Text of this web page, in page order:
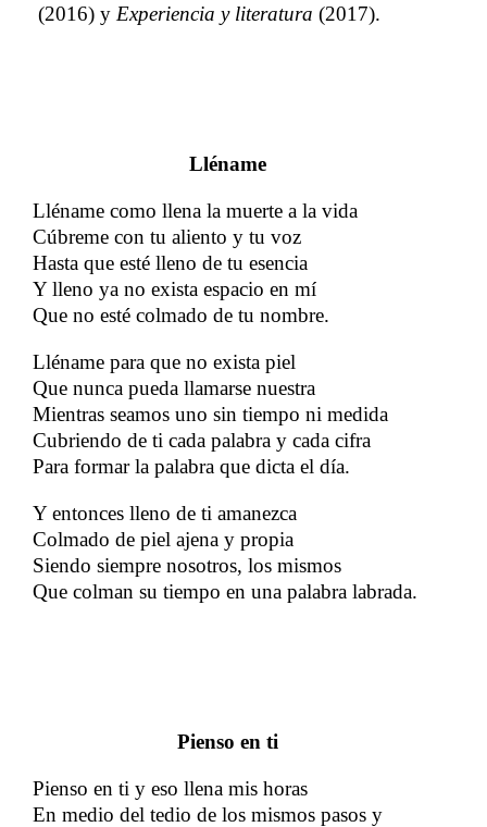
(2016) ​​ y​​ Experiencia y literatura (2017).​​
Lléname
Lléname como llena la muerte a la vida
Cúbreme con tu aliento y tu voz
Hasta que esté lleno de tu esencia
Y lleno ya no exista espacio en mí
Que no esté colmado de tu nombre.
Lléname para que no exista piel
Que nunca pueda llamarse nuestra
Mientras seamos uno sin tiempo ni medida
Cubriendo de ti cada palabra y cada cifra
Para formar la palabra que dicta el día.
Y entonces lleno de ti amanezca
Colmado de piel ajena y propia
Siendo siempre nosotros, los mismos
Que colman su tiempo en una palabra labrada.
Pienso en ti
Pienso en ti y eso llena mis horas
En medio del tedio de los mismos pasos y